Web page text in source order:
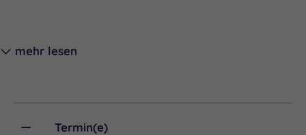
mehr lesen
Termin(e)